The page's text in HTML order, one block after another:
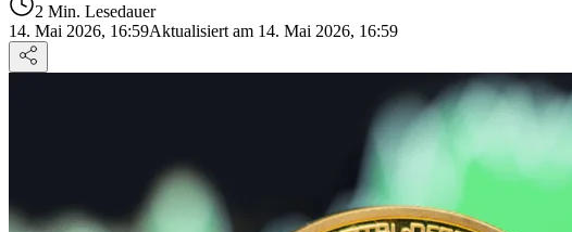
2 Min. Lesedauer
14. Mai 2026, 16:59Aktualisiert am 14. Mai 2026, 16:59